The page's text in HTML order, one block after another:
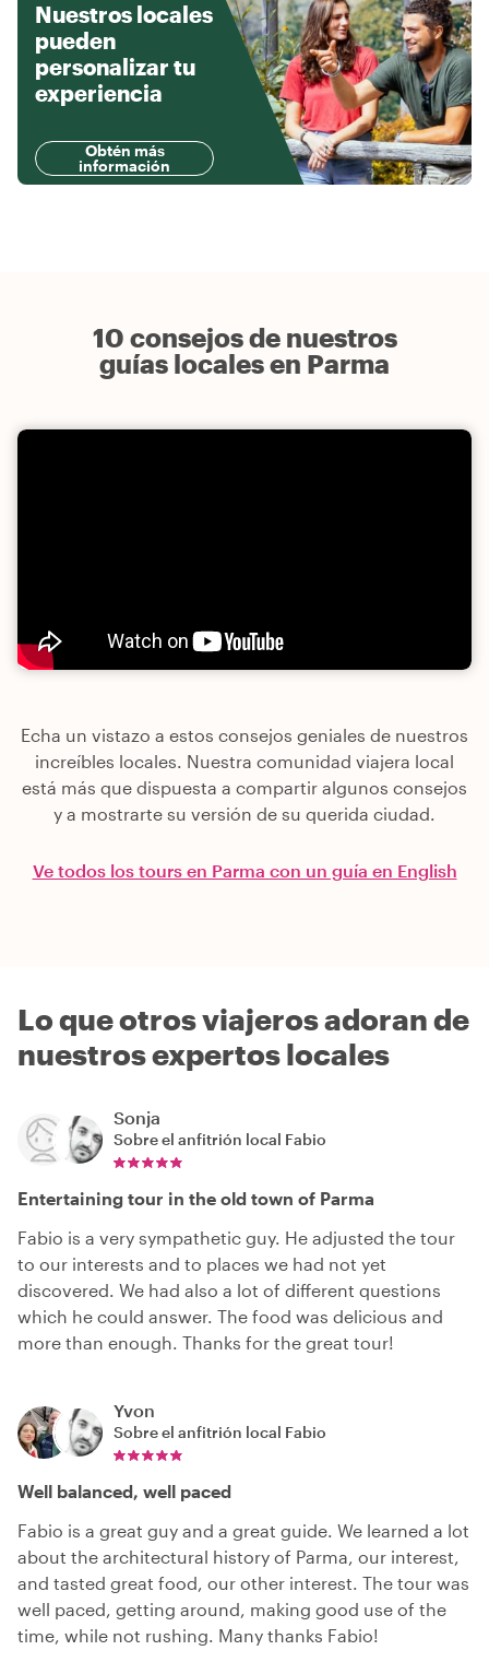
Nuestros locales
pueden
personalizar tu
experiencia
Obtén más
información
10 consejos de nuestros
guías locales en Parma
Echa un vistazo a estos consejos geniales de nuestros
increíbles locales. Nuestra comunidad viajera local
está más que dispuesta a compartir algunos consejos
y a mostrarte su versión de su querida ciudad.
Ve todos los tours en Parma con un guía en English
Lo que otros viajeros adoran de
nuestros expertos locales
Sonja
Sobre el anfitrión local Fabio
Entertaining tour in the old town of Parma
Fabio is a very sympathetic guy. He adjusted the tour
to our interests and to places we had not yet
discovered. We had also a lot of different questions
which he could answer. The food was delicious and
more than enough. Thanks for the great tour!
Yvon
Sobre el anfitrión local Fabio
Well balanced, well paced
Fabio is a great guy and a great guide. We learned a lot
about the architectural history of Parma, our interest,
and tasted great food, our other interest. The tour was
well paced, getting around, making good use of the
time, while not rushing. Many thanks Fabio!